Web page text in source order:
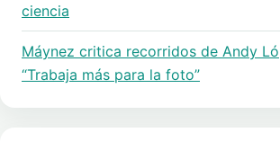
ciencia
Máynez critica recorridos de Andy
“Trabaja más para la foto”